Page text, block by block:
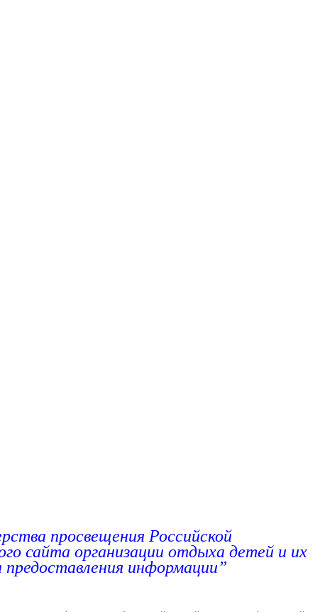
просвещения Российской
сайта организации отдыха детей и их
информации”